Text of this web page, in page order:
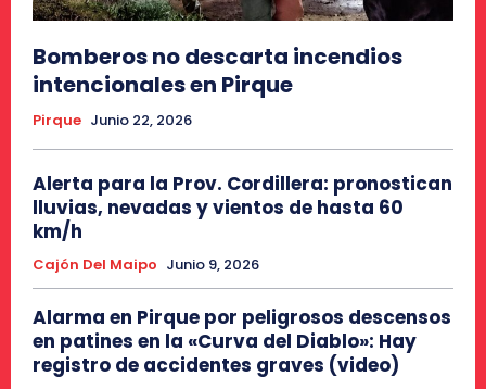
Bomberos no descarta incendios
intencionales en Pirque
Pirque Junio 22, 2026
Alerta para la Prov. Cordillera: pronostican
lluvias, nevadas y vientos de hasta 60
km/h
Cajón Del Maipo Junio 9, 2026
Alarma en Pirque por peligrosos descensos
en patines en la «Curva del Diablo»: Hay
registro de accidentes graves (video)